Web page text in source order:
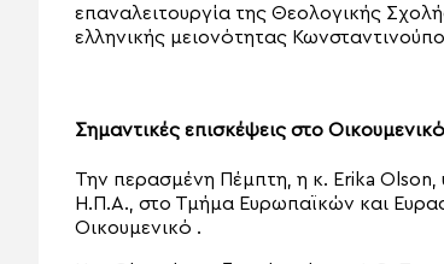
επαναλειτουργία της Θεολογικής
ελληνικής μειονότητας
Σημαντικές επισκέψεις στο
Την περασμένη Πέμπτη, η κ. Erika
Η.Π.Α., στο Τμήμα Ευρωπαϊκών και
Οικουμενικό .